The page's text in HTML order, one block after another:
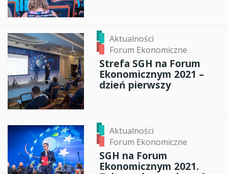
Aktualności
Forum Ekonomiczne
Strefa SGH na Forum
Ekonomicznym 2021 –
dzień pierwszy
Aktualności
Forum Ekonomiczne
SGH na Forum
Ekonomicznym 2021.